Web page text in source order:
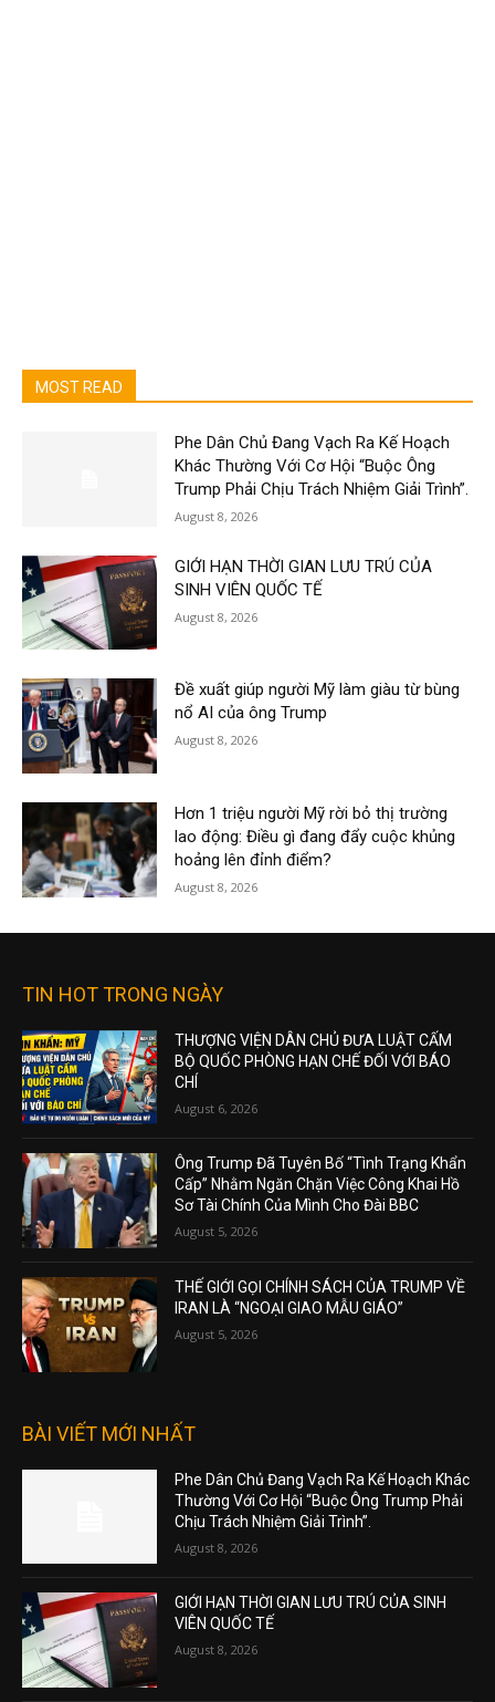
MOST READ
Phe Dân Chủ Đang Vạch Ra Kế Hoạch
Khác Thường Với Cơ Hội “Buộc Ông
Trump Phải Chịu Trách Nhiệm Giải Trình”.
August 8, 2026
GIỚI HẠN THỜI GIAN LƯU TRÚ CỦA
SINH VIÊN QUỐC TẾ
August 8, 2026
Đề xuất giúp người Mỹ làm giàu từ bùng
nổ AI của ông Trump
August 8, 2026
Hơn 1 triệu người Mỹ rời bỏ thị trường
lao động: Điều gì đang đẩy cuộc khủng
hoảng lên đỉnh điểm?
August 8, 2026
TIN HOT TRONG NGÀY
THƯỢNG VIỆN DÂN CHỦ ĐƯA LUẬT CẤM
BỘ QUỐC PHÒNG HẠN CHẾ ĐỐI VỚI BÁO
CHÍ
August 6, 2026
Ông Trump Đã Tuyên Bố “Tình Trạng Khẩn
Cấp” Nhằm Ngăn Chặn Việc Công Khai Hồ
Sơ Tài Chính Của Mình Cho Đài BBC
August 5, 2026
THẾ GIỚI GỌI CHÍNH SÁCH CỦA TRUMP VỀ
IRAN LÀ “NGOẠI GIAO MẪU GIÁO”
August 5, 2026
BÀI VIẾT MỚI NHẤT
Phe Dân Chủ Đang Vạch Ra Kế Hoạch Khác
Thường Với Cơ Hội “Buộc Ông Trump Phải
Chịu Trách Nhiệm Giải Trình”.
August 8, 2026
GIỚI HẠN THỜI GIAN LƯU TRÚ CỦA SINH
VIÊN QUỐC TẾ
August 8, 2026